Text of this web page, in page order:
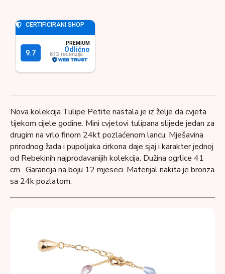
Nova kolekcija Tulipe Petite nastala je iz želje da cvjeta
tijekom cijele godine. Mini cvjetovi tulipana slijede jedan za
drugim na vrlo finom 24kt pozlaćenom lancu. Mješavina
prirodnog žada i pupoljaka cirkona daje sjaj i karakter jednoj
od Rebekinih najprodavanijih kolekcija. Dužina ogrlice 41
cm . Garancija na boju 12 mjeseci. Materijal nakita je bronza
sa 24k pozlatom.